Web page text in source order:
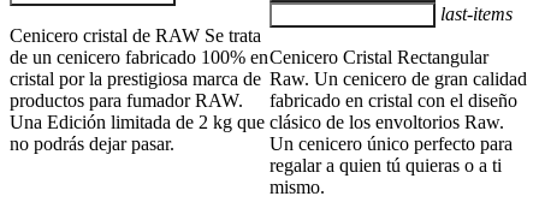
Cenicero cristal de RAW Se trata
de un cenicero fabricado 100% en
cristal por la prestigiosa marca de
productos para fumador RAW.
Una Edición limitada de 2 kg que
no podrás dejar pasar.
last-items
Cenicero Cristal Rectangular
Raw. Un cenicero de gran calidad
fabricado en cristal con el diseño
clásico de los envoltorios Raw.
Un cenicero único perfecto para
regalar a quien tú quieras o a ti
mismo.